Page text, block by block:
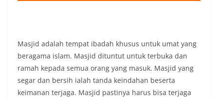
Masjid adalah tempat ibadah khusus untuk umat yang
beragama islam. Masjid dituntut untuk terbuka dan
ramah kepada semua orang yang masuk. Masjid yang
segar dan bersih ialah tanda keindahan beserta
keimanan terjaga. Masjid pastinya harus bisa terjaga